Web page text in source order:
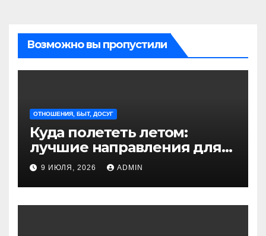
Возможно вы пропустили
ОТНОШЕНИЯ, БЫТ, ДОСУГ
Куда полететь летом:
лучшие направления для
отдыха из Санкт-
Петербурга
9 ИЮЛЯ, 2026 ADMIN